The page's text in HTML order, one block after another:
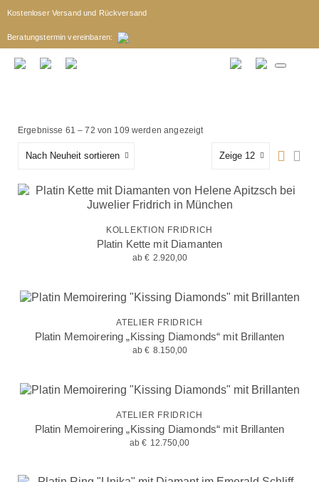
Kostenloser Versand und Rückversand
Beratungstermin vereinbaren:
Ergebnisse 61 – 72 von 109 werden angezeigt
Nach Neuheit sortieren Zeige 12
KOLLEKTION FRIDRICH
Platin Kette mit Diamanten
ab € 2.920,00
ATELIER FRIDRICH
Platin Memoirering „Kissing Diamonds“ mit Brillanten
ab € 8.150,00
ATELIER FRIDRICH
Platin Memoirering „Kissing Diamonds“ mit Brillanten
ab € 12.750,00